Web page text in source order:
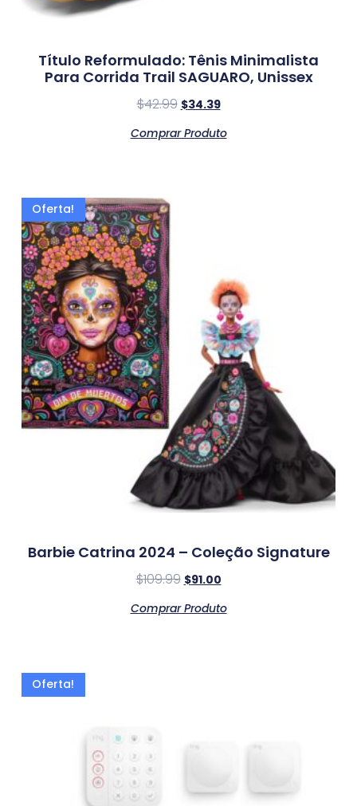
Título Reformulado: Tênis Minimalista
Para Corrida Trail SAGUARO, Unissex
$42.99 $34.39
Comprar Produto
Oferta!
Barbie Catrina 2024 – Coleção Signature
$109.99 $91.00
Comprar Produto
Oferta!